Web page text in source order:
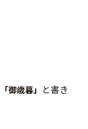
「御歳暮」 と書き